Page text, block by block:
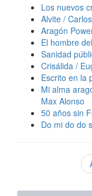
Los nuevos
Alvite /
Aragón
El hombre
Sanidad
Crisálida /
Escrito en la
Mi alma
Max Alonso
50 años sin
Do mi do do